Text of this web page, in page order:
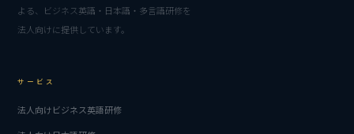
よる、ビジネス英語・日本語・多言語研修を
法人向けに提供しています。
サービス
法人向けビジネス英語研修